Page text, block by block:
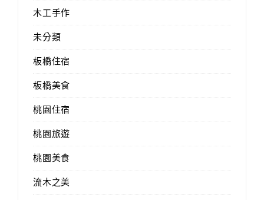
木工手作
未分類
板橋住宿
板橋美食
桃園住宿
桃園旅遊
桃園美食
流木之美